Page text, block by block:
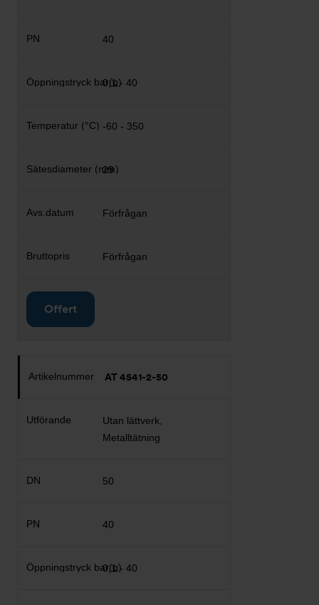
40
0,1 - 40
-60 - 350
29
Förfrågan
Förfrågan
Offert
AT 4541-2-50
Utan lättverk,
Metalltätning
50
40
0,1 - 40